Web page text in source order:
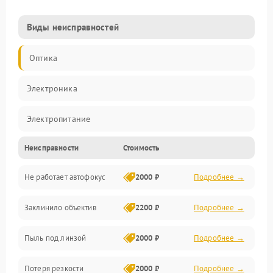
Виды неисправностей
Оптика
Электроника
Электропитание
Видео
Хранение данных
Программное обеспечение
Механические повреждения
Неисправности Стоимость
Не работает автофокус 2000 ₽ Подробнее →
Заклинило объектив 2200 ₽ Подробнее →
Пыль под линзой 2000 ₽ Подробнее →
Потеря резкости 2000 ₽ Подробнее →